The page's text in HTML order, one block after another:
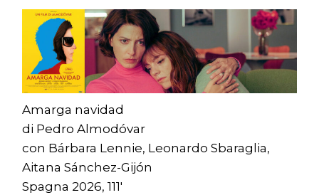
Amarga navidad
di Pedro Almodóvar
con Bárbara Lennie, Leonardo Sbaraglia,
Aitana Sánchez-Gijón
Spagna 2026, 111′